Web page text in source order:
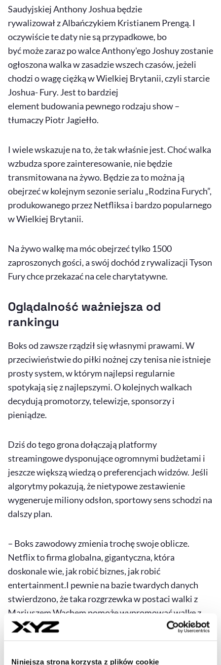
Niniejsza strona korzysta z plików cookie
Saudyjskiej Anthony Joshua będzie
rywalizował z Albańczykiem Kristianem Prengą. I
oczywiście te daty nie są przypadkowe, bo
być może zaraz po walce Anthony'ego Joshuy zostanie
ogłoszona walka w zasadzie wszech czasów, jeżeli
chodzi o wagę ciężką w Wielkiej Brytanii, czyli starcie
Joshua- Fury. Jest to bardziej
element budowania pewnego rodzajushow–
tłumaczy Piotr Jagiełło.
I wiele wskazuje na to, że tak właśnie jest. Choć walka
wzbudza spore zainteresowanie, nie będzie
transmitowana na żywo. Będzie za to można ją
obejrzeć w kolejnym sezonie serialu „Rodzina Furych”,
produkowanego przez Netfliksa i bardzo popularnego
w Wielkiej Brytanii.
Na żywo walkę ma móc obejrzeć tylko 1500
zaproszonych gości, a swój dochód z rywalizacjiTyson
Furychce przekazać na cele charytatywne.
Oglądalność ważniejsza od
rankingu
Boks od zawsze rządził się własnymi prawami. W
przeciwieństwie do piłki nożnej czy tenisa nie istnieje
prosty system, w którym najlepsi regularnie
spotykają się z najlepszymi. O kolejnych walkach
decydują promotorzy, telewizje, sponsorzy i
pieniądze.
Dziś do tego grona dołączają platformy
streamingowe dysponujące ogromnymi budżetami i
jeszcze większą wiedzą o preferencjach widzów. Jeśli
algorytmy pokazują, że nietypowe zestawienie
wygeneruje miliony odsłon, sportowy sens schodzi na
dalszy plan.
– Boks zawodowy zmienia trochę swoje oblicze.
Netflix to firma globalna, gigantyczna, która
doskonale wie, jak robić biznes, jak robić
entertainment.I pewnie na bazie twardych danych
stwierdzono, że taka rozgrzewka w postaci walki z
Mariuszem Wachem pomoże wypromować walkę z
Anhonym Joshuą – tłumaczy Piotr Jagiełło.
W mediach społecznościowych pojawiają się